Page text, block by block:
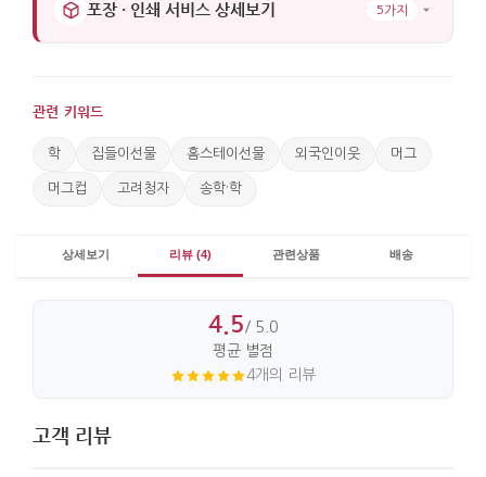
포장 · 인쇄 서비스 상세보기 5가지
관련 키워드
학 집들이선물 홈스테이선물 외국인이웃 머그
머그컵 고려청자 송학·학
상세보기 리뷰 (4) 관련상품 배송
4.5/ 5.0
평균 별점
4개의 리뷰
고객 리뷰